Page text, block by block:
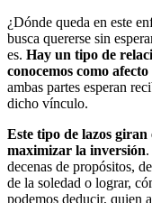
¿Dónde queda en este
busca quererse sin
es. Hay un tipo de
conocemos como
ambas partes esperan
dicho vínculo.
Este tipo de lazos
maximizar la inversión
decenas de propósitos,
de la soledad o lograr,
podemos deducir, quien